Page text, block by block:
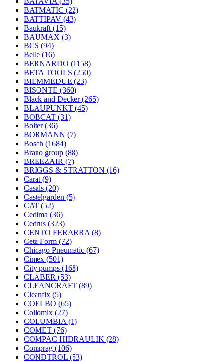
BATMATIC (22)
BATTIPAV (43)
Baukraft (15)
BAUMAX (3)
BCS (94)
Belle (16)
BERNARDO (1158)
BETA TOOLS (250)
BIEMMEDUE (23)
BISONTE (360)
Black and Decker(265)
BLAUPUNKT (45)
BOBCAT (31)
Bolter(36)
BORMANN (7)
Bosch (1684)
Brano group (88)
BREEZAIR (7)
BRIGGS & STRATTON (16)
Carat (9)
Casals (20)
Castelgarden (5)
CAT (52)
Cedima (36)
Cedrus (323)
CENTO FERARRA (8)
Ceta Form (72)
Chicago Pneumatic (67)
Cimex (501)
City pumps (168)
CLABER (53)
CLEANCRAFT (89)
Cleanfix (5)
COELBO (65)
Collomix (27)
COLUMBIA (1)
COMET (76)
COMPAC HIDRAULIK (28)
Comprag (106)
CONDTROL (53)